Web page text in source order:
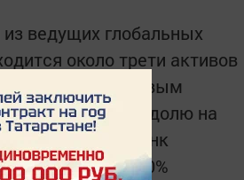
ведущих глобальных
около трети активов
является ключевым
крупнейшую долю на
ПАО Сбербанк
владеющий 50%